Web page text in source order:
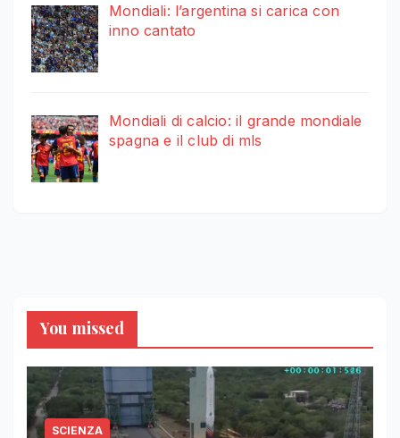
Mondiali: l’argentina si carica con
inno cantato
Mondiali di calcio: il grande mondiale
spagna e il club di mls
You missed
SCIENZA